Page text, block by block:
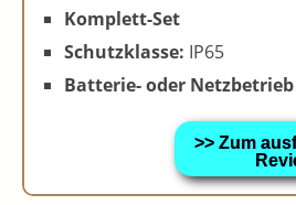
Komplett-Set
Schutzklasse: IP65
Batterie- oder Netzbetrieb
>> Zum